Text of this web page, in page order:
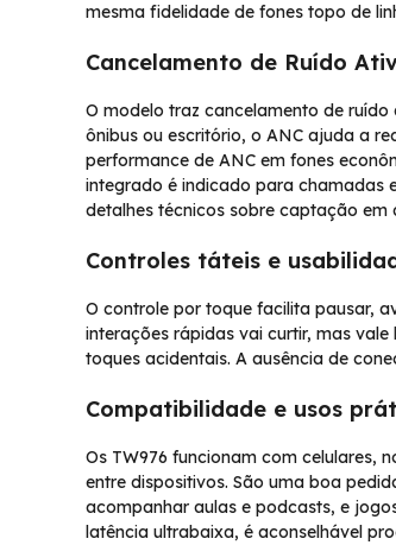
mesma fidelidade de fones topo de
Cancelamento de Ruído
O modelo traz cancelamento de
ônibus ou escritório, o ANC ajuda a
performance de ANC em fones
integrado é indicado para chamadas
detalhes técnicos sobre captação em
Controles táteis e
O controle por toque facilita pausar,
interações rápidas vai curtir, mas
toques acidentais. A ausência de
Compatibilidade e usos
Os TW976 funcionam com celulares,
entre dispositivos. São uma boa
acompanhar aulas e podcasts, e
latência ultrabaixa, é aconselhável